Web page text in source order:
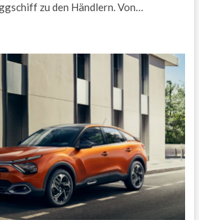
zu den Händlern. Von…